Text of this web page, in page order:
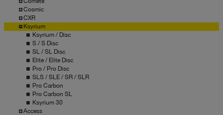
Cosmic
CXR
Ksyrium
Ksyrium / Disc
S / S Disc
SL / SL Disc
Elite / Elite Disc
Pro / Pro Disc
SLS / SLE / SR / SLR
Pro Carbon
Pro Carbon SL
Ksyrium 30
Access